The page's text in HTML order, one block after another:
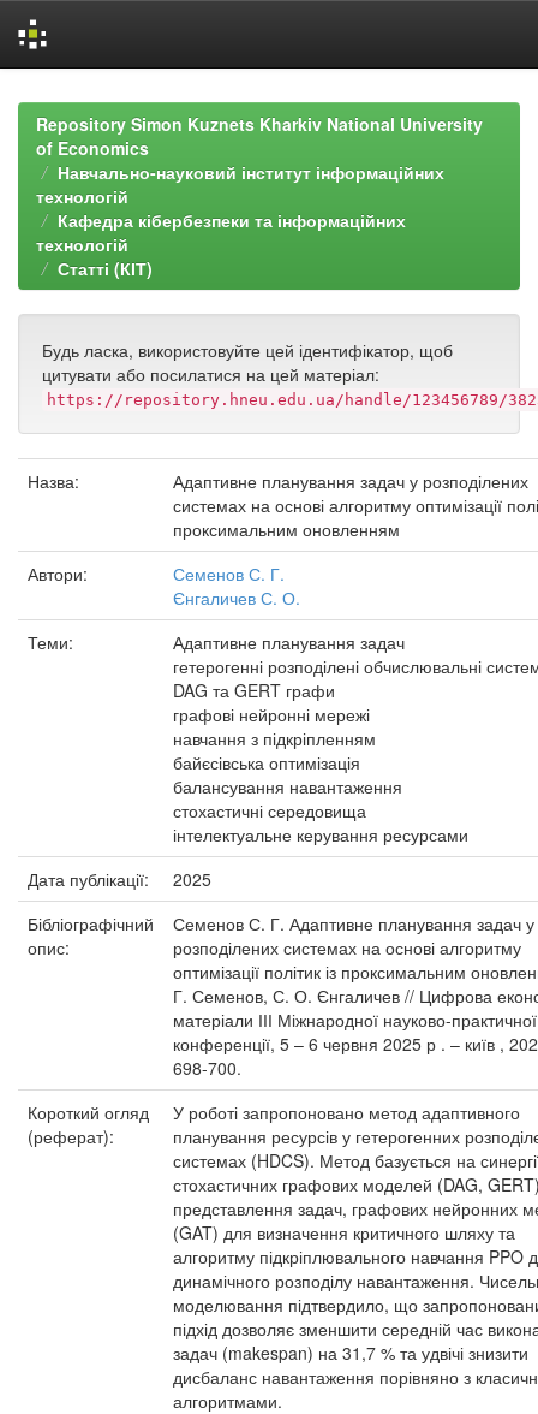
navigationRepository Simon Kuznets Kharkiv National University
of Economics
Навчально-науковий інститут інформаційних
технологій
Кафедра кібербезпеки та інформаційних
технологій
Статті (КІТ)
Будь ласка, використовуйте цей ідентифікатор, щоб
цитувати або посилатися на цей матеріал:
https://repository.hneu.edu.ua/handle/123456789/
Назва:
Адаптивне планування задач у розподілених
системах на основі алгоритму оптимізації
проксимальним оновленням
Автори:
Семенов С. Г.
Єнгаличев С. О.
Теми:
Адаптивне планування задач
гетерогенні розподілені обчислювальні
DAG та GERT графи
графові нейронні мережі
навчання з підкріпленням
байєсівська оптимізація
балансування навантаження
стохастичні середовища
інтелектуальне керування ресурсами
Дата публікації:
2025
Бібліографічний
опис:
Семенов С. Г. Адаптивне планування задач у
розподілених системах на основі алгоритму
оптимізації політик із проксимальним
Г. Семенов, С. О. Єнгаличев // Цифрова
матеріали ІІІ Міжнародної науково-практичної
конференції, 5 – 6 червня 2025 р . – київ ,
698-700.
Короткий огляд
(реферат):
У роботі запропоновано метод адаптивного
планування ресурсів у гетерогенних
системах (HDCS). Метод базується на
стохастичних графових моделей (DAG,
представлення задач, графових нейронних
(GAT) для визначення критичного шляху та
алгоритму підкріплювального навчання PPO
динамічного розподілу навантаження.
моделювання підтвердило, що
підхід дозволяє зменшити середній час
задач (makespan) на 31,7 % та удвічі знизити
дисбаланс навантаження порівняно з
алгоритмами.